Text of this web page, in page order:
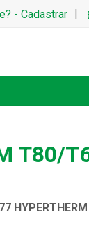
- Cadastrar |
T80/
HYPERTHERM